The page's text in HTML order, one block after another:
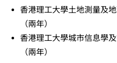
以前入讀的學生須完成指
修畢職專國際文憑課程的
成績，選擇繼續於職業訓
申請人所遞交的工作經驗
個別評核。
香港理工大學土地測量及
（兩年）
香港理工大學城市信息學
（兩年）